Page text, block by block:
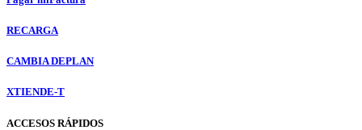
RECARGA
CAMBIA DEPLAN
XTIENDE-T
ACCESOS RÁPIDOS